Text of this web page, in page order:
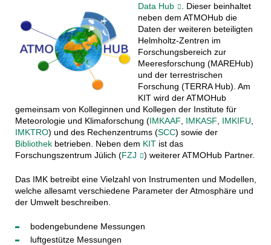
Data Hub
. Dieser beinhaltet
neben dem ATMOHub die
Daten der weiteren beteiligten
Helmholtz-Zentren im
Forschungsbereich zur
Meeresforschung (MAREHub)
und der terrestrischen
Forschung (TERRA Hub). Am
KIT wird der ATMOHub
gemeinsam von Kolleginnen und Kollegen der Institute für
Meteorologie und Klimaforschung (IMKAAF IMKASF IMKIFU
IMKTRO) und des Rechenzentrums (SCC) sowie der
Bibliothek betrieben. Neben dem KITist das
Forschungszentrum Jülich (FZJ ) weiterer ATMOHub Partner.
Das IMK betreibt eine Vielzahl von Instrumenten und Modellen,
welche allesamt verschiedene Parameter der Atmosphäre und
der Umwelt beschreiben.
bodengebundene Messungen
luftgestütze Messungen